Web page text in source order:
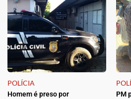
POLÍCIA
Homem é preso por
PM